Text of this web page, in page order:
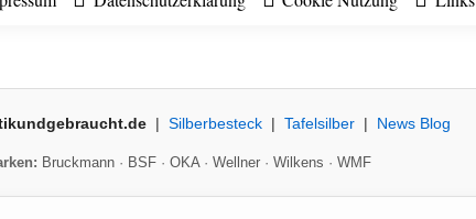
| Silberbesteck | Tafelsilber | News Blog
Bruckmann· BSF· OKA· Wellner· Wilkens · WMF